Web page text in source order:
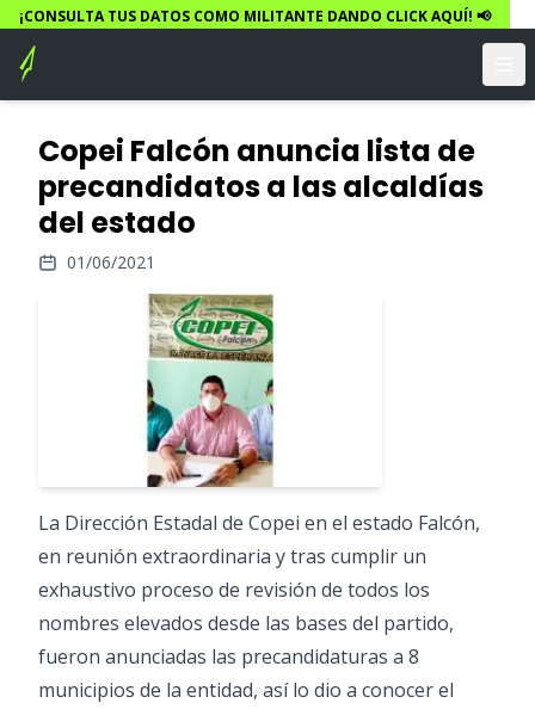
¡CONSULTA TUS DATOS COMO MILITANTE DANDO CLICK AQUÍ! 📢
Copei Falcón anuncia lista de
precandidatos a las alcaldías
del estado
01/06/2021
La Dirección Estadal de Copei en el estado Falcón,
en reunión extraordinaria y tras cumplir un
exhaustivo proceso de revisión de todos los
nombres elevados desde las bases del partido,
fueron anunciadas las precandidaturas a 8
municipios de la entidad, así lo dio a conocer el